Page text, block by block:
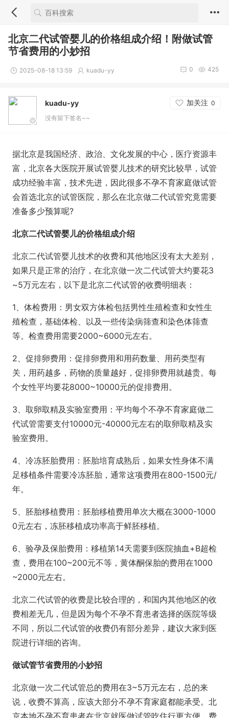
北京二代试管婴儿的价格组成介绍！附做试管
节省费用的小妙招
2025-08-18 13:59 kuadu-yy 425
0
kuadu-yy 加关注 0
没有留下签名~~
据北京是我国经济、政治、文化发展的中心，医疗资源丰
富，北京各大医院开展试管婴儿技术的研究比较早，试管
成功经验丰富，技术先进，因此很多不孕不育家庭做试管
会首选北京的试管医院，那么在北京做二代试管究竟需要
准备多少预算呢?
北京二代试管婴儿的价格组成介绍
北京二代试管婴儿技术的收费和其他地区没有太大差别，
如果只是正常的治疗，在北京做一次二代试管大约要花3
~5万元左右，以下是北京二代试管的收费明细表：
1、体检费用：男女双方体检包括男性生殖检查和女性生
殖检查，基础体检、以及一些传染病筛查和染色体筛查
等。检查费用需要2000~6000元左右。
2、促排卵费用：促排卵费用和用药数量、用药类型有
关，用药越多，药物的质量越好，促排卵费用就越贵。每
个女性平均要花8000~10000元的促排费用。
3、取卵取精及实验室费用：平均每个不孕不育家庭做二
代试管需要支付10000元-40000元左右的取卵取精及实
验室费用。
4、冷冻胚胎费用：胚胎培育成熟后，如果女性身体不满
足移植条件需要冷冻胚胎，通常这项费用在800-1500元/
年。
5、胚胎移植费用：胚胎移植费用单次大概在3000-1000
0元左右，冻胚移植成功率高于鲜胚移植。
6、验孕及保胎费用：移植第14天需要到医院抽血+B超检
查，费用在100~200元不等，黄体酮保胎的费用在1000
~2000元左右。
北京二代试管的收费是比较合理的，和国内其他地区的收
费相差无几，但是因为每个不孕不育患者选择的医院等级
不同，所以二代试管的收费仍有部分差异，建议大家到医
院进行详细的咨询。
做试管节省费用的小妙招
北京做一次二代试管总的费用在3~5万元左右，总的来
说，收费不算高，应该大部分不孕不育家庭都能承受。北
京本地不孕不育患者在北京就医做试管吃住行更方便，费